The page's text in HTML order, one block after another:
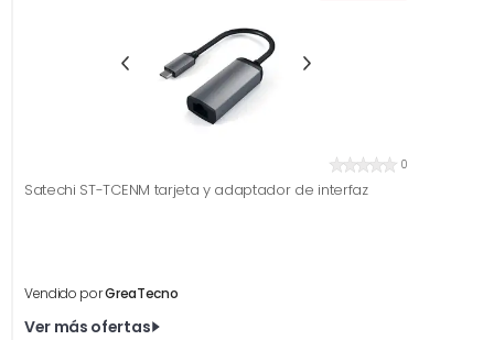
0
Satechi ST-TCENM tarjeta y adaptador de interfaz
Vendido porGreaTecno
Ver más ofertas